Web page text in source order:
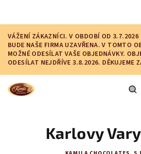
obsah
VÁŽENÍ ZÁKAZNÍCI. V OBDOBÍ OD
BUDE NAŠE FIRMA UZAVŘENA. V TOMTO
MOŽNÉ ODESÍLAT VAŠE OBJEDNÁVKY.
ODESÍLAT NEJDŘÍVE 3.8.2026. DĚKUJEME
Karlovy